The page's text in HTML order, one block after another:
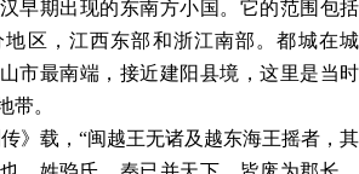
早期出现的东南方小国。它的范围包括
区，江西东部和浙江南部。都城在城
市最南端，接近建阳县境，这里是当时
带。
传》载，“闽越王无诸及越东海王摇者，其